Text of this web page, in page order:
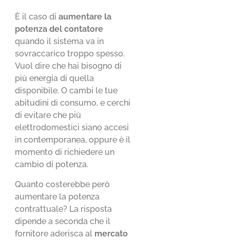
È il caso diaumentare la
potenza del contatore
quando il sistema va in
sovraccarico troppo spesso.
Vuol dire che hai bisogno di
più energia di quella
disponibile. O cambi le tue
abitudini di consumo, e cerchi
di evitare che più
elettrodomestici siano accesi
in contemporanea, oppure è il
momento di richiedere un
cambio di potenza.
Quanto costerebbe però
aumentare la potenza
contrattuale? La risposta
dipende a seconda che il
fornitore aderisca al mercato